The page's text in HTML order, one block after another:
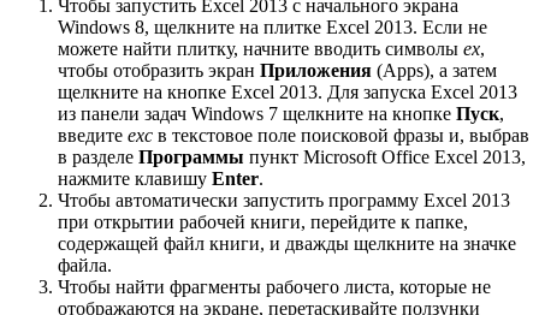
Чтобы запустить Excel 2013 с начального экрана
Windows 8, щелкните на плитке Excel 2013. Если не
можете найти плитку, начните вводить символы ex,
чтобы отобразить экран Приложения (Apps), а затем
щелкните на кнопке Excel 2013. Для запуска Excel 2013
из панели задач Windows 7 щелкните на кнопке Пуск,
введите exc в текстовое поле поисковой фразы и, выбрав
в разделе Программы пункт Microsoft Office Excel 2013,
нажмите клавишу Enter.
Чтобы автоматически запустить программу Excel 2013
при открытии рабочей книги, перейдите к папке,
содержащей файл книги, и дважды щелкните на значке
файла.
Чтобы найти фрагменты рабочего листа, которые не
отображаются на экране, перетаскивайте ползунки